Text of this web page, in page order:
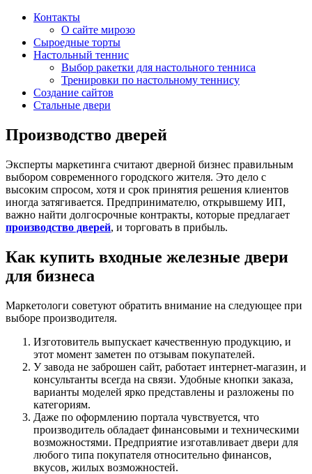
Контакты
О сайте мирозо
Сыроедные торты
Настольный теннис
Выбор ракетки для настольного тенниса
Тренировки по настольному теннису
Создание сайтов
Стальные двери
Производство дверей
Эксперты маркетинга считают дверной бизнес правильным
выбором современного городского жителя. Это дело с
высоким спросом, хотя и срок принятия решения клиентов
иногда затягивается. Предпринимателю, открывшему ИП,
важно найти долгосрочные контракты, которые предлагает
производство дверей, и торговать в прибыль.
Как купить входные железные двери
для бизнеса
Маркетологи советуют обратить внимание на следующее при
выборе производителя.
Изготовитель выпускает качественную продукцию, и
этот момент заметен по отзывам покупателей.
У завода не заброшен сайт, работает интернет-магазин, и
консультанты всегда на связи. Удобные кнопки заказа,
варианты моделей ярко представлены и разложены по
категориям.
Даже по оформлению портала чувствуется, что
производитель обладает финансовыми и техническими
возможностями. Предприятие изготавливает двери для
любого типа покупателя относительно финансов,
вкусов, жилых возможностей.